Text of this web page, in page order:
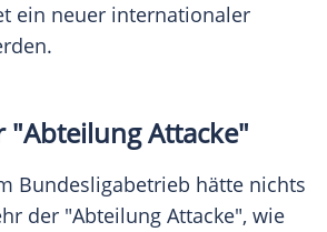
ein neuer internationaler
"Abteilung Attacke"
Bundesligabetrieb hätte nichts
der "Abteilung Attacke", wie